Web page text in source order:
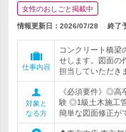
女性のおしごと掲載中
情報更新日：2026/07/28 終了
仕事内容
コンクリート橋梁
せします。図面の
担当していただき
対象と
なる方
《必須要件》◎高
験 ◎1級土木施工
簡単な図面修正が